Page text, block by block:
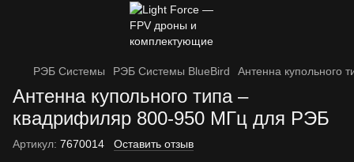
РЭБ Системы РЭБ Системы BlueBird Антенна купольного
Антенна купольного типа –
квадрифиляр 800-950 МГц для РЭБ
Артикул: 7670014 Оставить отзыв